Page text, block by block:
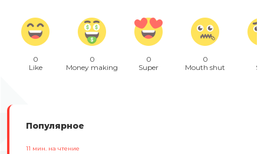
0
Like
0
Money making
0
Super
0
Mouth shut
Популярное
11 мин. на чтение